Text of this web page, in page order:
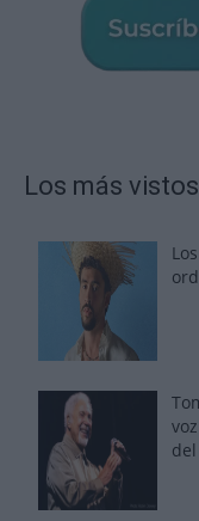
Los más vistos